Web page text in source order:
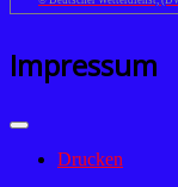
Impressum
Drucken